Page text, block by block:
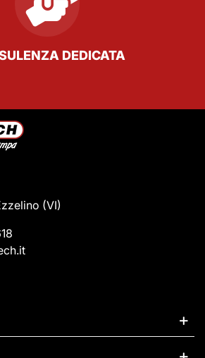
DEDICATA
(VI)